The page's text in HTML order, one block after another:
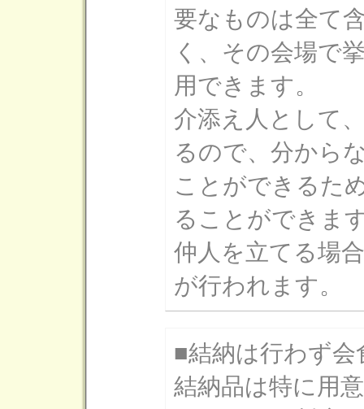
要なものは全て
く、その会場で
用できます。
介添え人として
るので、分から
ことができるた
ることができま
仲人を立てる場
が行われます。
■結納は行わず会
結納品は特に用